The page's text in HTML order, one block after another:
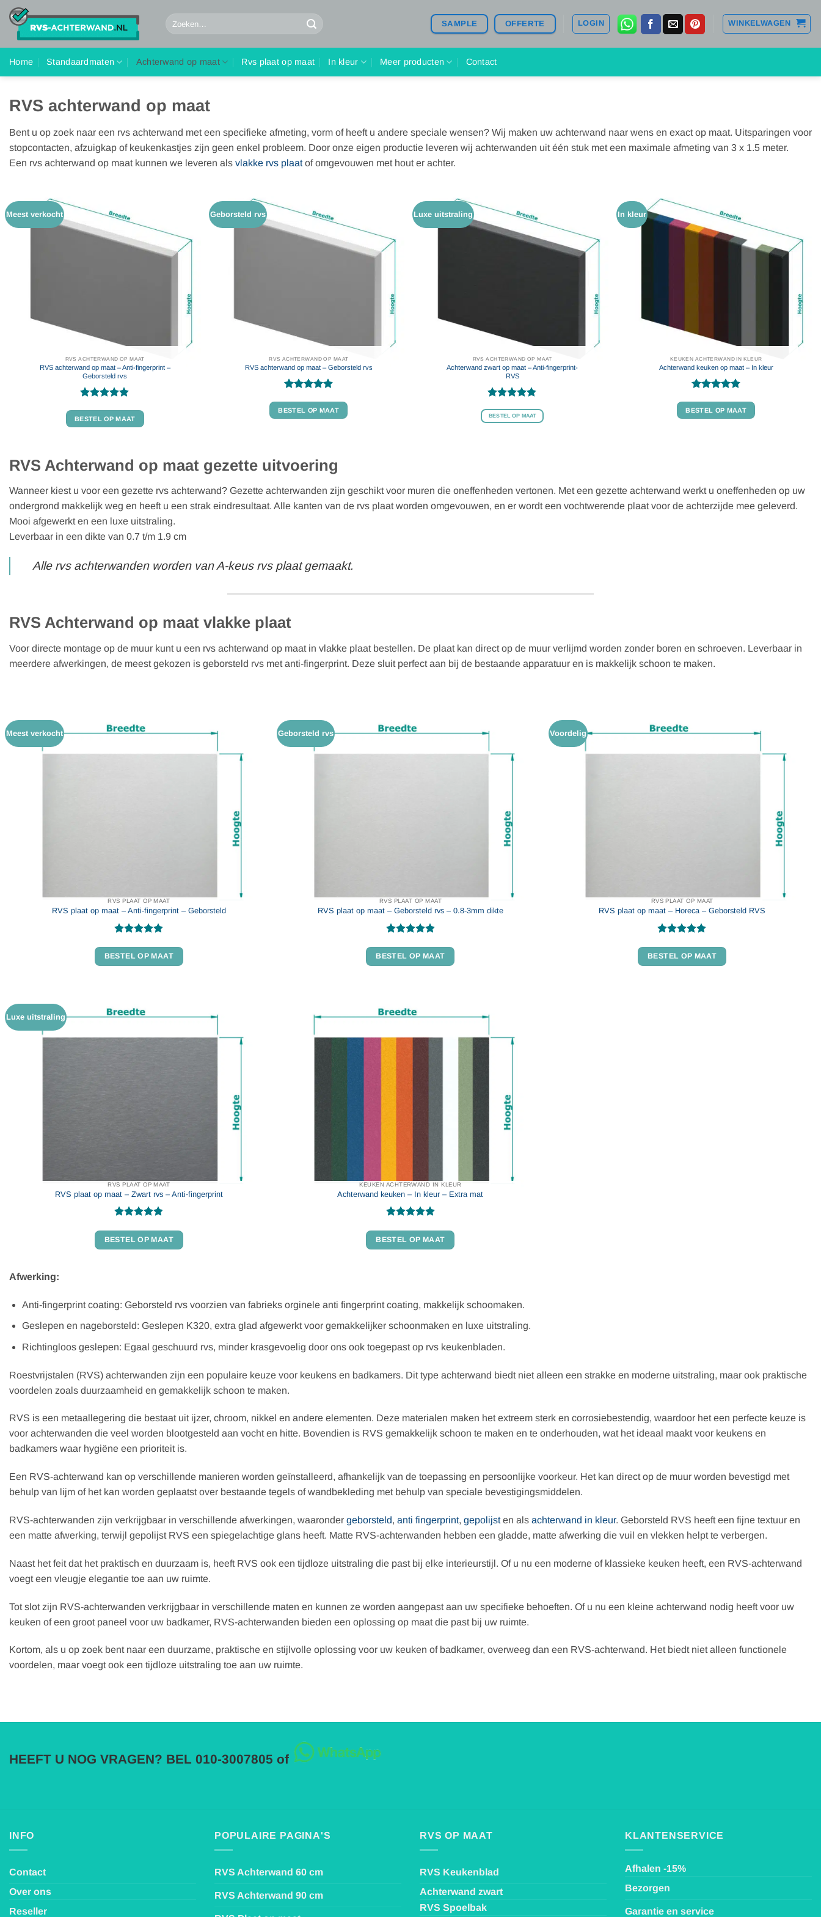
naar
inhoud
SAMPLE OFFERTE LOGIN WINKELWAGEN
Home Standaardmaten Achterwand op maat Rvs plaat op maat In kleur Meer producten Contact
RVS achterwand op maat
Bent u op zoek naar een rvs achterwand met een specifieke afmeting, vorm of heeft u andere speciale wensen? Wij maken uw achterwand naar wens en exact op maat. Uitsparingen voor
stopcontacten, afzuigkap of keukenkastjes zijn geen enkel probleem. Door onze eigen productie leveren wij achterwanden uit één stuk met een maximale afmeting van 3 x 1.5 meter.
Een rvs achterwand op maat kunnen we leveren als vlakke rvs plaatof omgevouwen met hout er achter.
Meest verkocht
RVS ACHTERWAND OP MAAT
RVS achterwand op maat – Anti-fingerprint –
Geborsteld rvs
4.88uit 5
BESTEL OP MAAT
Geborsteld rvs
RVS ACHTERWAND OP MAAT
RVS achterwand op maat – Geborsteld rvs
4.84uit 5
BESTEL OP MAAT
Luxe uitstraling
RVS ACHTERWAND OP MAAT
Achterwand zwart op maat – Anti-fingerprint-
RVS
Gewaardeerd
4.82uit 5
BESTEL OP MAAT
In kleur
KEUKEN ACHTERWAND IN KLEUR
Achterwand keuken op maat – In kleur
4.86uit 5
BESTEL OP MAAT
RVS Achterwand op maat gezette uitvoering
Wanneer kiest u voor een gezette rvs achterwand? Gezette achterwanden zijn geschikt voor muren die oneffenheden vertonen. Met een gezette achterwand werkt u oneffenheden op uw
ondergrond makkelijk weg en heeft u een strak eindresultaat. Alle kanten van de rvs plaat worden omgevouwen, en er wordt een vochtwerende plaat voor de achterzijde mee geleverd.
Mooi afgewerkt en een luxe uitstraling.
Leverbaar in een dikte van 0.7 t/m 1.9 cm
Alle rvs achterwanden worden van A-keus rvs plaat gemaakt.
RVS Achterwand op maat vlakke plaat
Voor directe montage op de muur kunt u een rvs achterwand op maat in vlakke plaat bestellen. De plaat kan direct op de muur verlijmd worden zonder boren en schroeven. Leverbaar in
meerdere afwerkingen, de meest gekozen is geborsteld rvs met anti-fingerprint. Deze sluit perfect aan bij de bestaande apparatuur en is makkelijk schoon te maken.
Meest verkocht
RVS PLAAT OP MAAT
RVS plaat op maat – Anti-fingerprint – Geborsteld
4.86uit 5
BESTEL OP MAAT
Geborsteld rvs
RVS PLAAT OP MAAT
RVS plaat op maat – Geborsteld rvs – 0.8-3mm dikte
4.87uit 5
BESTEL OP MAAT
Voordelig
RVS PLAAT OP MAAT
RVS plaat op maat – Horeca – Geborsteld RVS
4.91uit 5
BESTEL OP MAAT
Luxe uitstraling
RVS PLAAT OP MAAT
RVS plaat op maat – Zwart rvs – Anti-fingerprint
4.82uit 5
BESTEL OP MAAT
KEUKEN ACHTERWAND IN KLEUR
Achterwand keuken – In kleur – Extra mat
5uit 5
BESTEL OP MAAT
Afwerking:
Anti-fingerprint coating: Geborsteld rvs voorzien van fabrieks orginele anti fingerprint coating, makkelijk schoomaken.
Geslepen en nageborsteld: Geslepen K320, extra glad afgewerkt voor gemakkelijker schoonmaken en luxe uitstraling.
Richtingloos geslepen: Egaal geschuurd rvs, minder krasgevoelig door ons ook toegepast op rvs keukenbladen.
Roestvrijstalen (RVS) achterwanden zijn een populaire keuze voor keukens en badkamers. Dit type achterwand biedt niet alleen een strakke en moderne uitstraling, maar ook praktische
voordelen zoals duurzaamheid en gemakkelijk schoon te maken.
RVS is een metaallegering die bestaat uit ijzer, chroom, nikkel en andere elementen. Deze materialen maken het extreem sterk en corrosiebestendig, waardoor het een perfecte keuze is
voor achterwanden die veel worden blootgesteld aan vocht en hitte. Bovendien is RVS gemakkelijk schoon te maken en te onderhouden, wat het ideaal maakt voor keukens en
badkamers waar hygiëne een prioriteit is.
Een RVS-achterwand kan op verschillende manieren worden geïnstalleerd, afhankelijk van de toepassing en persoonlijke voorkeur. Het kan direct op de muur worden bevestigd met
behulp van lijm of het kan worden geplaatst over bestaande tegels of wandbekleding met behulp van speciale bevestigingsmiddelen.
RVS-achterwanden zijn verkrijgbaar in verschillende afwerkingen, waaronder geborsteld, anti fingerprint, gepolijsten als achterwand in kleur. Geborsteld RVS heeft een fijne textuur en
een matte afwerking, terwijl gepolijst RVS een spiegelachtige glans heeft. Matte RVS-achterwanden hebben een gladde, matte afwerking die vuil en vlekken helpt te verbergen.
Naast het feit dat het praktisch en duurzaam is, heeft RVS ook een tijdloze uitstraling die past bij elke interieurstijl. Of u nu een moderne of klassieke keuken heeft, een RVS-achterwand
voegt een vleugje elegantie toe aan uw ruimte.
Tot slot zijn RVS-achterwanden verkrijgbaar in verschillende maten en kunnen ze worden aangepast aan uw specifieke behoeften. Of u nu een kleine achterwand nodig heeft voor uw
keuken of een groot paneel voor uw badkamer, RVS-achterwanden bieden een oplossing op maat die past bij uw ruimte.
Kortom, als u op zoek bent naar een duurzame, praktische en stijlvolle oplossing voor uw keuken of badkamer, overweeg dan een RVS-achterwand. Het biedt niet alleen functionele
voordelen, maar voegt ook een tijdloze uitstraling toe aan uw ruimte.
HEEFT U NOG VRAGEN? BEL 010-3007805 of
INFO
Contact
Over ons
Reseller
POPULAIRE PAGINA'S
RVS Achterwand 60 cm
RVS Achterwand 90 cm
RVS OP MAAT
RVS Keukenblad
Achterwand zwart
RVS Spoelbak
KLANTENSERVICE
Afhalen -15%
Bezorgen
Garantie en service